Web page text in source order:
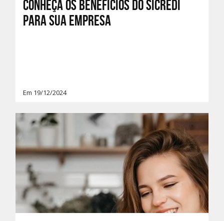
Conheça os benefícios do Sicredi
para sua empresa
Em 19/12/2024